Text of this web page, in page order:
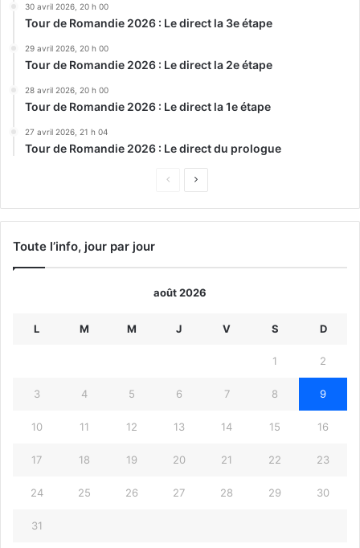
30 avril 2026, 20 h 00
Tour de Romandie 2026 : Le direct la 3e étape
29 avril 2026, 20 h 00
Tour de Romandie 2026 : Le direct la 2e étape
28 avril 2026, 20 h 00
Tour de Romandie 2026 : Le direct la 1e étape
27 avril 2026, 21 h 04
Tour de Romandie 2026 : Le direct du prologue
Page
Page
Toute l’info, jour par jour
août 2026
L M M J V S D
1 2
3 4 5 6 7 8 9
10 11 12 13 14 15 16
17 18 19 20 21 22 23
24 25 26 27 28 29 30
31